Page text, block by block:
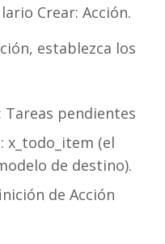
Crear: Acción.
establezca los
Tareas pendientes
x_todo_item (el
de destino).
de Acción